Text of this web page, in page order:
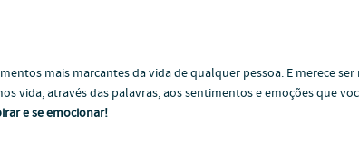
mais marcantes da vida de qualquer pessoa. E merece
vida, através das palavras, aos sentimentos e emoções que
e se emocionar!